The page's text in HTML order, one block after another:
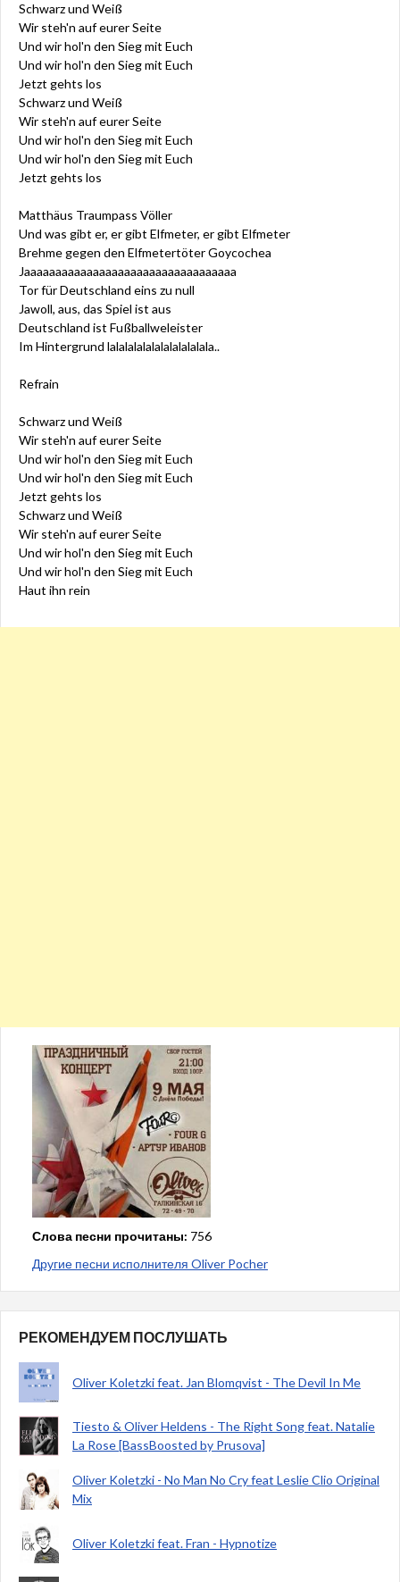
Schwarz und Weiß
Wir steh'n auf eurer Seite
Und wir hol'n den Sieg mit Euch
Und wir hol'n den Sieg mit Euch
Jetzt gehts los
Schwarz und Weiß
Wir steh'n auf eurer Seite
Und wir hol'n den Sieg mit Euch
Und wir hol'n den Sieg mit Euch
Jetzt gehts los
Matthäus Traumpass Völler
Und was gibt er, er gibt Elfmeter, er gibt Elfmeter
Brehme gegen den Elfmetertöter Goycochea
Jaaaaaaaaaaaaaaaaaaaaaaaaaaaaaaaaaa
Tor für Deutschland eins zu null
Jawoll, aus, das Spiel ist aus
Deutschland ist Fußballweleister
Im Hintergrund lalalalalalalalalalalala..
Refrain
Schwarz und Weiß
Wir steh'n auf eurer Seite
Und wir hol'n den Sieg mit Euch
Und wir hol'n den Sieg mit Euch
Jetzt gehts los
Schwarz und Weiß
Wir steh'n auf eurer Seite
Und wir hol'n den Sieg mit Euch
Und wir hol'n den Sieg mit Euch
Haut ihn rein
Слова песни прочитаны: 756
Другие песни исполнителя Oliver Pocher
РЕКОМЕНДУЕМ ПОСЛУШАТЬ
Oliver Koletzki feat. Jan Blomqvist - The Devil In Me
Tiesto & Oliver Heldens - The Right Song feat. Natalie
La Rose [BassBoosted by Prusova]
Oliver Koletzki - No Man No Cry feat Leslie Clio Original
Mix
Oliver Koletzki feat. Fran - Hypnotize